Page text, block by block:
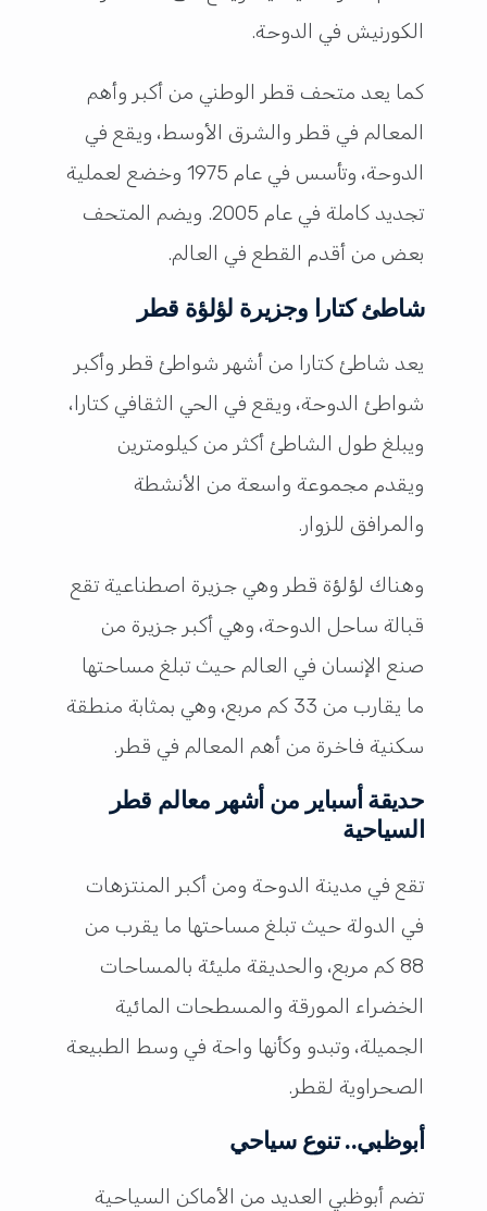
الكورنيش في الدوحة.
كما يعد متحف قطر الوطني من أكبر وأهم
المعالم في قطر والشرق الأوسط، ويقع في
الدوحة، وتأسس في عام 1975 وخضع لعملية
تجديد كاملة في عام 2005. ويضم المتحف
بعض من أقدم القطع في العالم.
شاطئ كتارا وجزيرة لؤلؤة قطر
يعد شاطئ كتارا من أشهر شواطئ قطر وأكبر
شواطئ الدوحة، ويقع في الحي الثقافي كتارا،
ويبلغ طول الشاطئ أكثر من كيلومترين
ويقدم مجموعة واسعة من الأنشطة
والمرافق للزوار.
وهناك لؤلؤة قطر وهي جزيرة اصطناعية تقع
قبالة ساحل الدوحة، وهي أكبر جزيرة من
صنع الإنسان في العالم حيث تبلغ مساحتها
ما يقارب من 33 كم مربع، وهي بمثابة منطقة
سكنية فاخرة من أهم المعالم في قطر.
حديقة أسباير من أشهر معالم قطر
السياحية
تقع في مدينة الدوحة ومن أكبر المنتزهات
في الدولة حيث تبلغ مساحتها ما يقرب من
88 كم مربع، والحديقة مليئة بالمساحات
الخضراء المورقة والمسطحات المائية
الجميلة، وتبدو وكأنها واحة في وسط الطبيعة
الصحراوية لقطر.
أبوظبي.. تنوع سياحي
تضم أبوظبي العديد من الأماكن السياحية